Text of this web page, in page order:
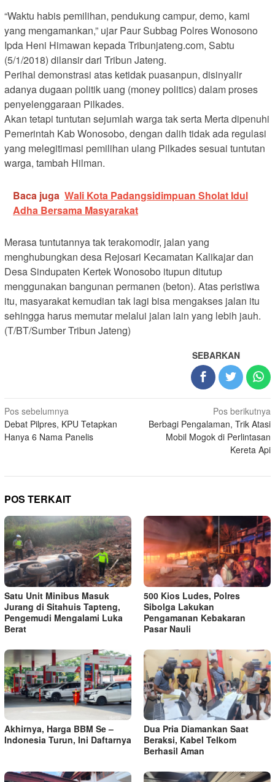
“Waktu habis pemilihan, pendukung campur, demo, kami
yang mengamankan,” ujar Paur Subbag Polres Wonosono
Ipda Heni Himawan kepada Tribunjateng.com, Sabtu
(5/1/2018) dilansir dari Tribun Jateng.
Perihal demonstrasi atas ketidak puasanpun, disinyalir
adanya dugaan politik uang (money politics) dalam proses
penyelenggaraan Pilkades.
Akan tetapi tuntutan sejumlah warga tak serta Merta dipenuhi
Pemerintah Kab Wonosobo, dengan dalih tidak ada regulasi
yang melegitimasi pemilihan ulang Pilkades sesuai tuntutan
warga, tambah Hilman.
Baca juga Wali Kota Padangsidimpuan Sholat Idul
Adha Bersama Masyarakat
Merasa tuntutannya tak terakomodir, jalan yang
menghubungkan desa Rejosari Kecamatan Kalikajar dan
Desa Sindupaten Kertek Wonosobo itupun ditutup
menggunakan bangunan permanen (beton). Atas peristiwa
itu, masyarakat kemudian tak lagi bisa mengakses jalan itu
sehingga harus memutar melalui jalan lain yang lebih jauh.
(T/BT/Sumber Tribun Jateng)
SEBARKAN
Navigasi
pos
Pos sebelumnya
Debat Pilpres, KPU Tetapkan
Hanya 6 Nama Panelis
Pos berikutnya
Berbagi Pengalaman, Trik Atasi
Mobil Mogok di Perlintasan
Kereta Api
POS TERKAIT
Satu Unit Minibus Masuk
Jurang di Sitahuis Tapteng,
Pengemudi Mengalami Luka
Berat
500 Kios Ludes, Polres
Sibolga Lakukan
Pengamanan Kebakaran
Pasar Nauli
Akhirnya, Harga BBM Se –
Indonesia Turun, Ini Daftarnya
Dua Pria Diamankan Saat
Beraksi, Kabel Telkom
Berhasil Aman